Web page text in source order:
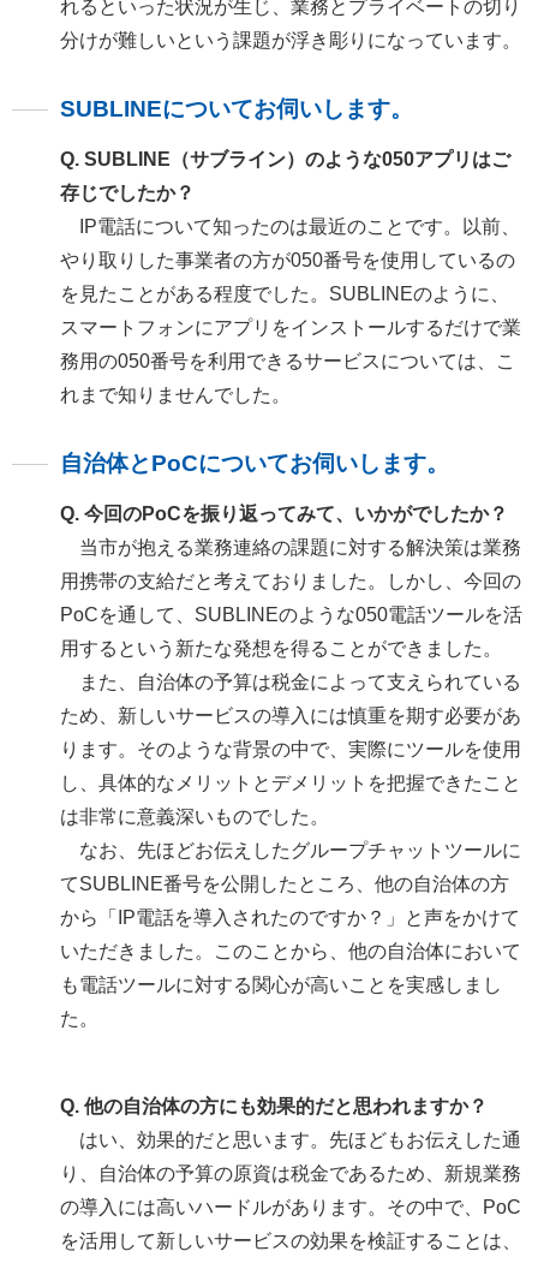
れるといった状況が生じ、業務とプライベートの切り
分けが難しいという課題が浮き彫りになっています。
SUBLINEについてお伺いします。
Q. SUBLINE（サブライン）のような050アプリはご
存じでしたか？
IP電話について知ったのは最近のことです。以前、
やり取りした事業者の方が050番号を使用しているの
を見たことがある程度でした。SUBLINEのように、
スマートフォンにアプリをインストールするだけで業
務用の050番号を利用できるサービスについては、こ
れまで知りませんでした。
自治体とPoCについてお伺いします。
Q. 今回のPoCを振り返ってみて、いかがでしたか？
当市が抱える業務連絡の課題に対する解決策は業務
用携帯の支給だと考えておりました。しかし、今回の
PoCを通して、SUBLINEのような050電話ツールを活
用するという新たな発想を得ることができました。
また、自治体の予算は税金によって支えられている
ため、新しいサービスの導入には慎重を期す必要があ
ります。そのような背景の中で、実際にツールを使用
し、具体的なメリットとデメリットを把握できたこと
は非常に意義深いものでした。
なお、先ほどお伝えしたグループチャットツールに
てSUBLINE番号を公開したところ、他の自治体の方
から「IP電話を導入されたのですか？」と声をかけて
いただきました。このことから、他の自治体において
も電話ツールに対する関心が高いことを実感しまし
た。
Q. 他の自治体の方にも効果的だと思われますか？
はい、効果的だと思います。先ほどもお伝えした通
り、自治体の予算の原資は税金であるため、新規業務
の導入には高いハードルがあります。その中で、PoC
を活用して新しいサービスの効果を検証することは、